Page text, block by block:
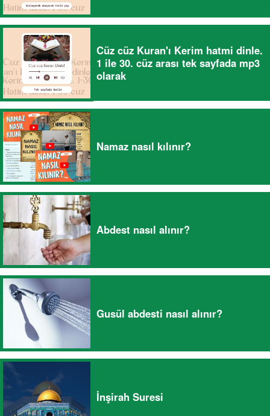
Cüz cüz Kuran'ı Kerim hatmi dinle.
1 ile 30. cüz arası tek sayfada mp3
olarak
Namaz nasıl kılınır?
Abdest nasıl alınır?
Gusül abdesti nasıl alınır?
İnşirah Suresi